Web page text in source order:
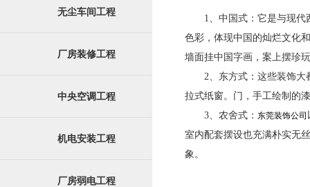
无尘车间工程
厂房装修工程
中央空调工程
机电安装工程
厂房弱电工程
1、中国式：它是与现
色彩，体现中国的灿烂文化
墙面挂中国字画，案上摆珍
2、东方式：这些装饰大
拉式纸窗。门，手工绘制的
3、农舍式： 东莞装饰公司
室内配套摆设也充满朴实无
象。